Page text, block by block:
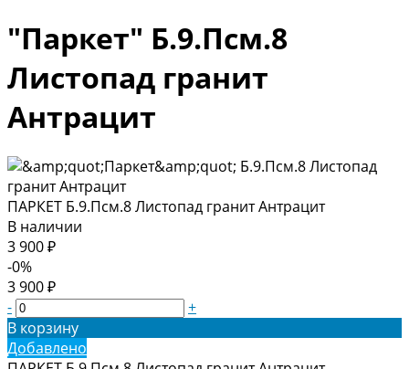
"Паркет" Б.9.Псм.8
Листопад гранит
Антрацит
ПАРКЕТ Б.9.Псм.8 Листопад гранит Антрацит
В наличии
3 900 ₽
-0%
3 900 ₽
-
+
В корзину
Добавлено